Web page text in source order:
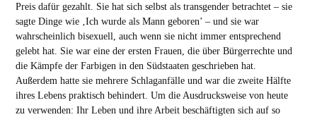
Preis dafür gezahlt. Sie hat sich selbst als transgender betrachtet – sie
sagte Dinge wie ‚Ich wurde als Mann geboren’ – und sie war
wahrscheinlich bisexuell, auch wenn sie nicht immer entsprechend
gelebt hat. Sie war eine der ersten Frauen, die über Bürgerrechte und
die Kämpfe der Farbigen in den Südstaaten geschrieben hat.
Außerdem hatte sie mehrere Schlaganfälle und war die zweite Hälfte
ihres Lebens praktisch behindert. Um die Ausdrucksweise von heute
zu verwenden: Ihr Leben und ihre Arbeit beschäftigten sich auf so